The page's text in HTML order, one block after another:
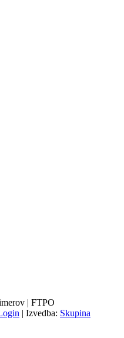
| FTPO
| Izvedba: Skupina